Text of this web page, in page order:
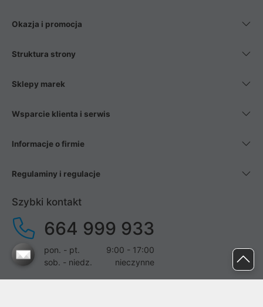
Okazja i promocja
Struktura strony
Sklepy marek
Wsparcie klienta i serwis
Informacje o firmie
Regulaminy i regulacje
Szybki kontakt
664 999 933
pon. - pt.
9:00 - 17:00
sob. - niedz.
nieczynne